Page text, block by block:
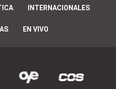
INTERNACIONALES
EN VIVO